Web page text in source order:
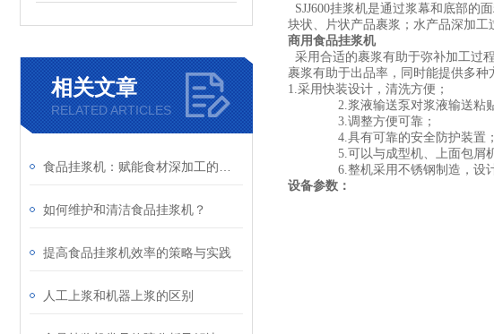
相关文章
RELATED ARTICLES
如何维护和清洁食品挂浆机？
提高食品挂浆机效率的策略与实践
人工上浆和机器上浆的区别
SJJ600挂浆机是通过浆幕和底部的
块状、片状产品裹浆；水产品深加工
商用食品挂浆机
采用合适的裹浆有助于弥补加工过
裹浆有助于出品率，同时能提供多种
1.采用快装设计，清洗方便；
2.浆液输送泵对浆液输送粘
3.调整方便可靠；
4.具有可靠的安全防护装置；
5.可以与成型机、上面包屑
6.整机采用不锈钢制造，设
设备参数：